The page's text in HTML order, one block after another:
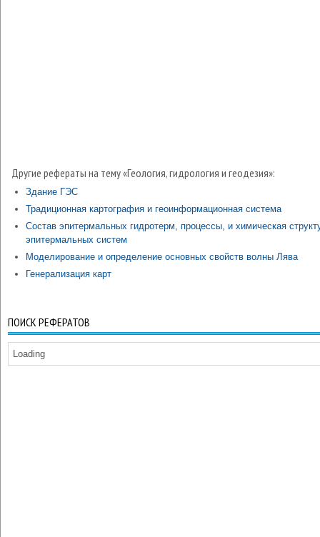
Другие рефераты на тему «Геология, гидрология и геодезия»:
Здание ГЭС
Традиционная картография и геоинформационная система
Состав эпитермальных гидротерм, процессы, и химическая
эпитермальных систем
Моделирование и определение основных свойств волны Лява
Генерализация карт
ПОИСК РЕФЕРАТОВ
Loading